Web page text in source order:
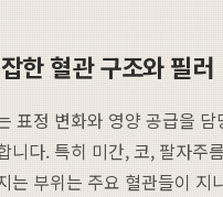
한 혈관 구조와 필러
표정 변화와 영양 공급을
니다. 특히 미간, 코, 팔자주
는 부위는 주요 혈관들이 지